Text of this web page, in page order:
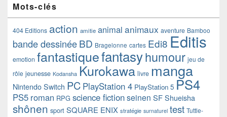
Mots-clés
404 Editions action amitie animal animaux aventure Bamboo
bande dessinéeBD Bragelonne cartes Edi8 Editis
emotion fantastiquefantasyhumour jeu de
rôle jeunesse Kodansha Kurokawa livre manga
Nintendo Switch PC PlayStation 4 PlayStation 5 PS4
PS5 roman RPG science fictionseinen SF Shueisha
shônen sport SQUARE ENIX stratégie surnaturel test Tuttle-